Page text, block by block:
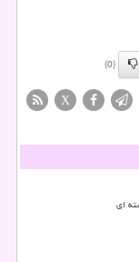
(0)
X
ای